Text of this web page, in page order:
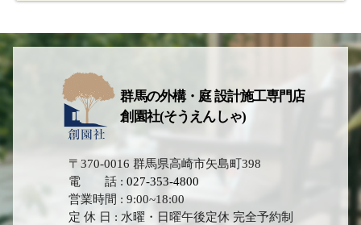
群馬の外構・庭 設計施工専門店
創園社(そうえんしゃ)
〒370-0016 群馬県高崎市矢島町398
電 話 : 027-353-4800
営業時間 : 9:00~18:00
定 休 日 : 水曜・日曜午後定休 完全予約制